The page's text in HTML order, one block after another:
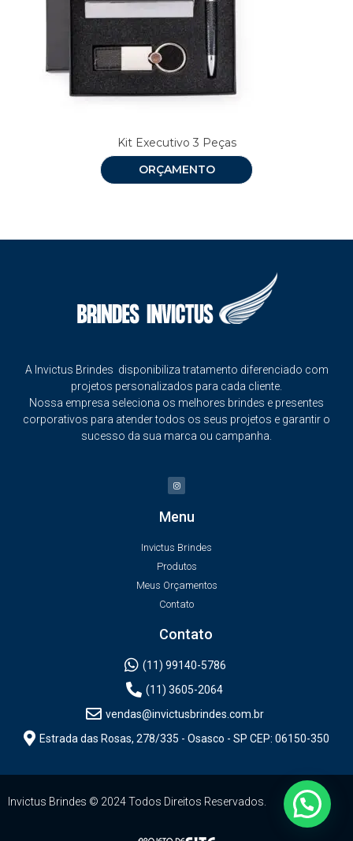
Kit Executivo 3 Peças
ORÇAMENTO
A Invictus Brindes disponibiliza tratamento diferenciado com
projetos personalizados para cada cliente.
Nossa empresa seleciona os melhores brindes e presentes
corporativos para atender todos os seus projetos e garantir o
sucesso da sua marca ou campanha.
Menu
Invictus Brindes
Produtos
Meus Orçamentos
Contato
Contato
(11) 99140-5786
(11) 3605-2064
vendas@invictusbrindes.com.br
Estrada das Rosas, 278/335 - Osasco - SP CEP: 06150-350
Invictus Brindes © 2024 Todos Direitos Reservados.